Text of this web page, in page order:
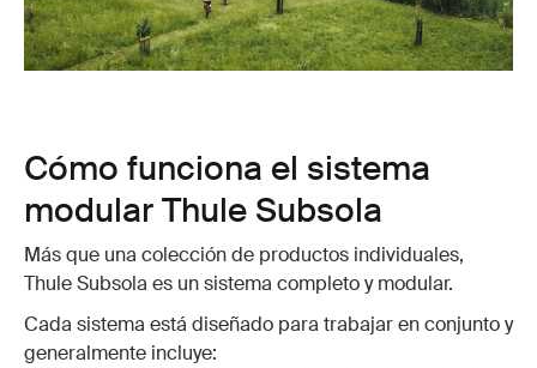
Cómo funciona el sistema
modular Thule Subsola
Más que una colección de productos individuales,
Thule Subsola es un sistema completo y modular.
Cada sistema está diseñado para trabajar en conjunto y
generalmente incluye: